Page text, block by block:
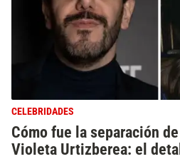
CELEBRIDADES
Cómo fue la separación
Violeta Urtizberea: el